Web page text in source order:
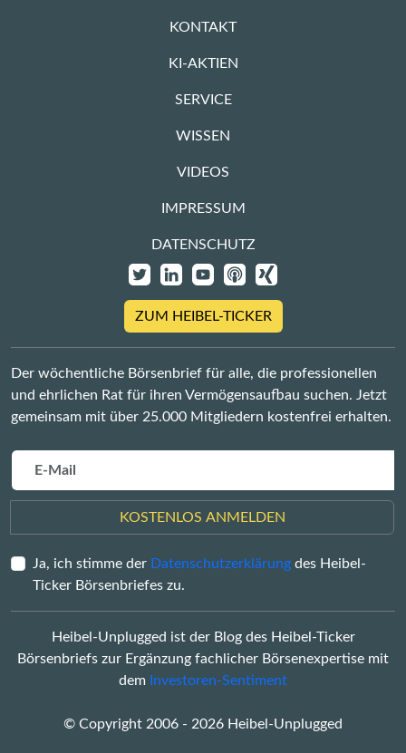
KONTAKT
KI-AKTIEN
SERVICE
WISSEN
VIDEOS
IMPRESSUM
DATENSCHUTZ
ZUM HEIBEL-TICKER
Der wöchentliche Börsenbrief für alle, die professionellen
und ehrlichen Rat für ihren Vermögensaufbau suchen. Jetzt
gemeinsam mit über 25.000 Mitgliedern kostenfrei erhalten.
KOSTENLOS ANMELDEN
Ja, ich stimme der Datenschutzerklärung des Heibel-
Ticker Börsenbriefes zu.
Heibel-Unplugged ist der Blog des Heibel-Ticker
Börsenbriefs zur Ergänzung fachlicher Börsenexpertise mit
dem Investoren-Sentiment
© Copyright 2006 - 2026 Heibel-Unplugged